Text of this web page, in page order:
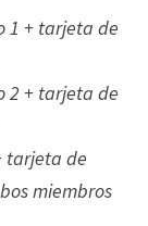
1 + tarjeta de
2 + tarjeta de
tarjeta de
miembros